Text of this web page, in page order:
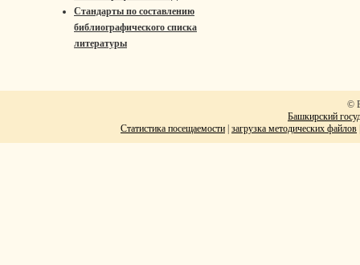
Стандарты по составлению
библиографического списка
литературы
©
Башкирский
Статистика посещаемости загрузка методических файлов